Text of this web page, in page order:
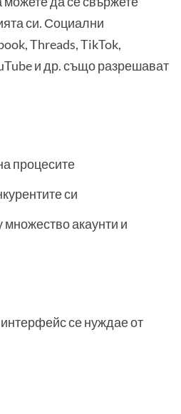
си. Социални
Threads, TikTok,
и др. също разрешават
процесите
си
акаунти и
се нуждае от